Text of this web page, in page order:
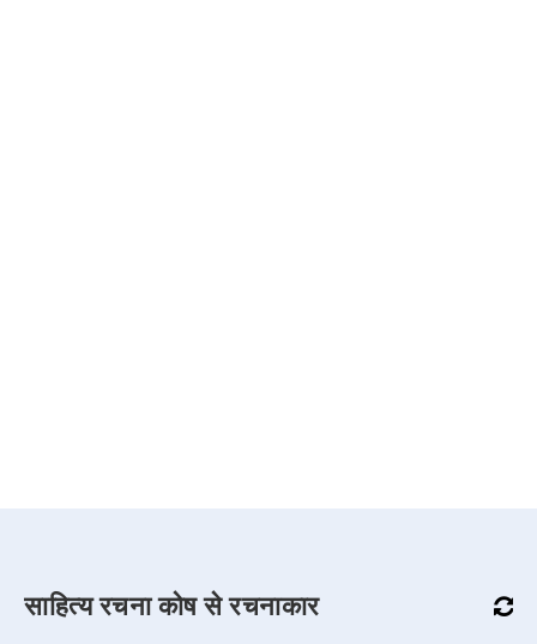
साहित्य रचना कोष से रचनाकार